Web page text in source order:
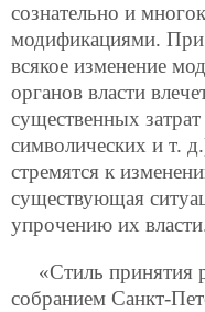
сознательно и
модификациями. При
всякое изменение
органов власти
существенных
символических и т.
стремятся к
существующая
упрочению их
«Стиль принятия
собранием Санкт-